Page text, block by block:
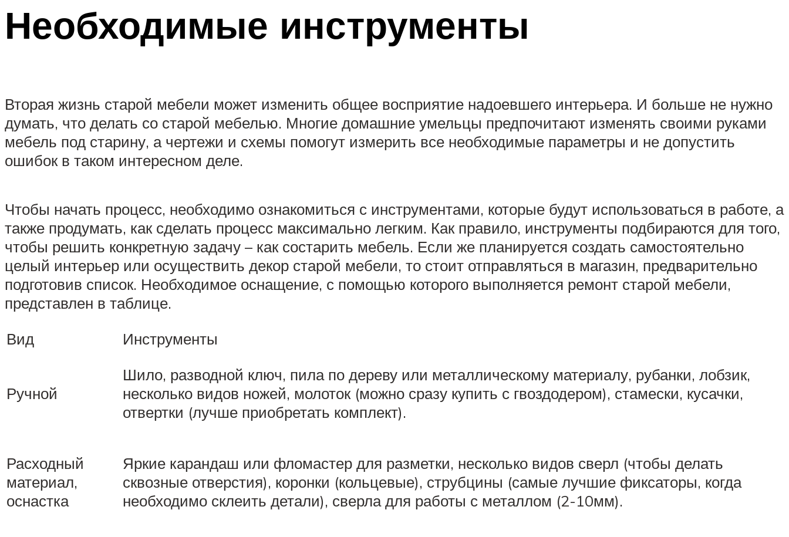
Необходимые инструменты
Вторая жизнь старой мебели может изменить общее восприятие надоевшего интерьера. И больше не нужно
думать, что делать со старой мебелью. Многие домашние умельцы предпочитают изменять своими руками
мебель под старину, а чертежи и схемы помогут измерить все необходимые параметры и не допустить
ошибок в таком интересном деле.
Чтобы начать процесс, необходимо ознакомиться с инструментами, которые будут использоваться в работе, а
также продумать, как сделать процесс максимально легким. Как правило, инструменты подбираются для того,
чтобы решить конкретную задачу – как состарить мебель. Если же планируется создать самостоятельно
целый интерьер или осуществить декор старой мебели, то стоит отправляться в магазин, предварительно
подготовив список. Необходимое оснащение, с помощью которого выполняется ремонт старой мебели,
представлен в таблице.
Вид
Инструменты
Ручной
Шило, разводной ключ, пила по дереву или металлическому материалу, рубанки, лобзик,
несколько видов ножей, молоток (можно сразу купить с гвоздодером), стамески, кусачки,
отвертки (лучше приобретать комплект).
Расходный
материал,
оснастка
Яркие карандаш или фломастер для разметки, несколько видов сверл (чтобы делать
сквозные отверстия), коронки (кольцевые), струбцины (самые лучшие фиксаторы, когда
необходимо склеить детали), сверла для работы с металлом (2-10мм).